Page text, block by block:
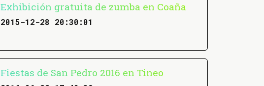
Exhibición gratuita de zumba en Coaña
2015-12-28 20:30:01
Fiestas de San Pedro 2016 en Tineo